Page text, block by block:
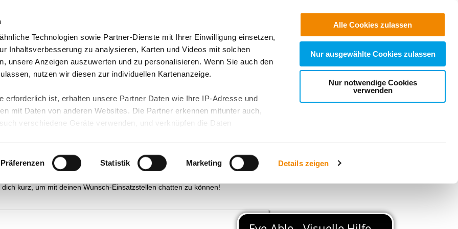
Technologien sowie Partner-Dienste mit Ihrer Einwilligung einsetzen,
Inhaltsverbesserung zu analysieren, Karten und Videos mit solchen
unsere Anzeigen auszuwerten und zu personalisieren. Wenn Sie auch den
nutzen wir diesen zur individuellen Kartenanzeige.
erforderlich ist, erhalten unsere Partner Daten wie Ihre IP-Adresse und
mit Daten von anderen Websites. Die Partner erkennen mitunter auch,
verschiedene Geräte verwenden, und verknüpfen die Daten
Daten führen kann.
unserenDatenschutzhinweisenund in unsererCookie-Übersicht. Wenn
mittels nachfolgender Buttons über Ihre Einwilligung für diese
erteilte Einwilligung stets für die Zukunft widerrufen. Bitte beachten Sie:
Präferenzen Statistik Marketing Details zeigen
Alle Cookies zulassen
Nur ausgewählte Cookies zulassen
Nur notwendige Cookies
verwenden
Einsatzstelle werden Jetzt bewerben! Login für Freiwillige Login für Einsatzstellen
Bayern